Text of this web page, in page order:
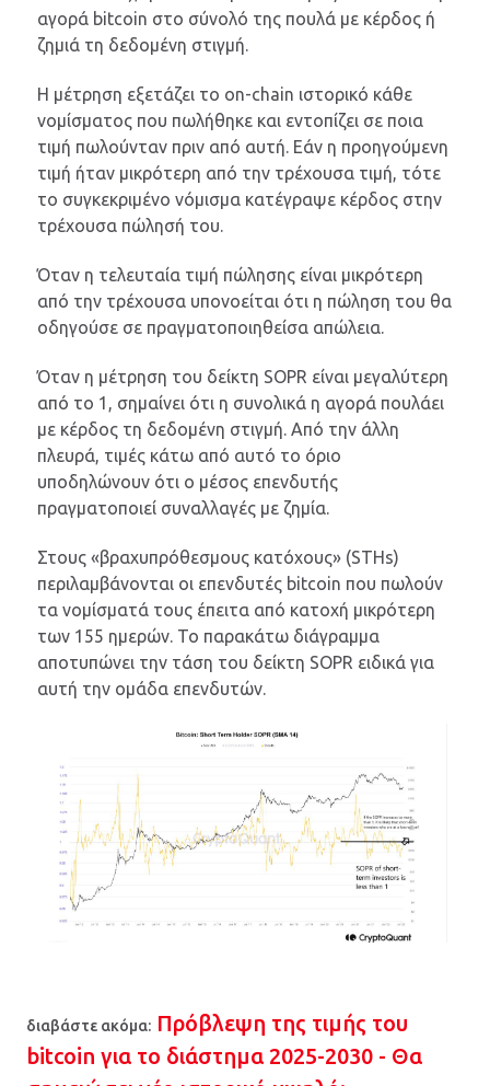
αγορά bitcoin στο σύνολό της πουλά με κέρδος ή
ζημιά τη δεδομένη στιγμή.
Η μέτρηση εξετάζει το on-chain ιστορικό κάθε
νομίσματος που πωλήθηκε και εντοπίζει σε ποια
τιμή πωλούνταν πριν από αυτή. Εάν η προηγούμενη
τιμή ήταν μικρότερη από την τρέχουσα τιμή, τότε
το συγκεκριμένο νόμισμα κατέγραψε κέρδος στην
τρέχουσα πώλησή του.
Όταν η τελευταία τιμή πώλησης είναι μικρότερη
από την τρέχουσα υπονοείται ότι η πώληση του θα
οδηγούσε σε πραγματοποιηθείσα απώλεια.
Όταν η μέτρηση του δείκτη SOPR είναι μεγαλύτερη
από το 1, σημαίνει ότι η συνολικά η αγορά πουλάει
με κέρδος τη δεδομένη στιγμή. Από την άλλη
πλευρά, τιμές κάτω από αυτό το όριο
υποδηλώνουν ότι ο μέσος επενδυτής
πραγματοποιεί συναλλαγές με ζημία.
Στους «βραχυπρόθεσμους κατόχους» (STHs)
περιλαμβάνονται οι επενδυτές bitcoin που πωλούν
τα νομίσματά τους έπειτα από κατοχή μικρότερη
των 155 ημερών. Το παρακάτω διάγραμμα
αποτυπώνει την τάση του δείκτη SOPR ειδικά για
αυτή την ομάδα επενδυτών.
διαβάστε ακόμα: Πρόβλεψη της τιμής του
bitcoin για το διάστημα 2025-2030 - Θα